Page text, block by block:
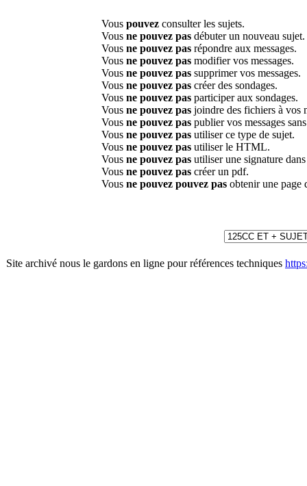
Vous pouvez consulter les sujets.
Vous ne pouvez pas débuter un nouveau sujet.
Vous ne pouvez pas répondre aux messages.
Vous ne pouvez pas modifier vos messages.
Vous ne pouvez pas supprimer vos messages.
Vous ne pouvez pas créer des sondages.
Vous ne pouvez pas participer aux sondages.
Vous ne pouvez pas joindre des fichiers à vos
Vous ne pouvez pas publier vos messages
Vous ne pouvez pas utiliser ce type de sujet.
Vous ne pouvez pas utiliser le HTML.
Vous ne pouvez pas utiliser une signature
Vous ne pouvez pas créer un pdf.
Vous ne pouvez pouvez pas obtenir une page
Site archivé nous le gardons en ligne pour références techniques